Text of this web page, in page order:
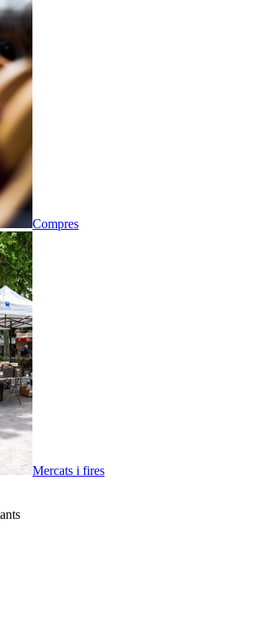
Compres
Mercats i fires